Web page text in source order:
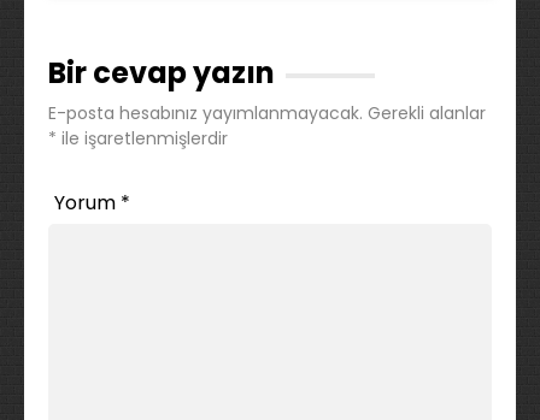
Bir cevap yazın
E-posta hesabınız yayımlanmayacak. Gerekli alanlar
* ile işaretlenmişlerdir
Yorum *